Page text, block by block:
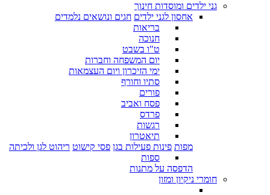
גני ילדים ומוסדות חינוך
אחסון לגני ילדים חגים ונושאים נלמדים
בריאות
חנוכה
ט"ו בשבט
יום המשפחה וחברות
ימי הזיכרון ויום העצמאות
סתיו וחורף
פורים
פסח ואביב
פרדס
רגשות
תיאטרון
מפות פינות פעילות בגן פסי קישוט ריהוט לגן ולכיתה
ספות
הדפסה על מתנות
חומרי ניקיון ומזון